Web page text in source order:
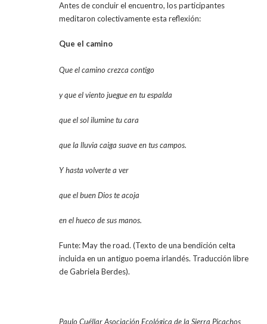
Antes de concluir el encuentro, los participantes
meditaron colectivamente esta reflexión:
Que el camino
Que el camino crezca contigo
y que el viento juegue en tu espalda
que el sol ilumine tu cara
que la lluvia caiga suave en tus campos.
Y hasta volverte a ver
que el buen Dios te acoja
en el hueco de sus manos.
Funte: May the road. (Texto de una bendición celta
incluida en un antiguo poema irlandés. Traducción libre
de Gabriela Berdes).
Paulo Cuéllar Asociación Ecológica de la Sierra Picachos